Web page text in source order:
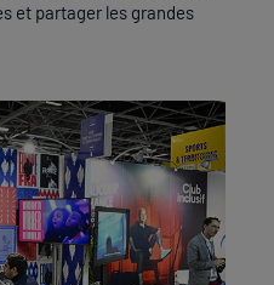
et partager les grandes